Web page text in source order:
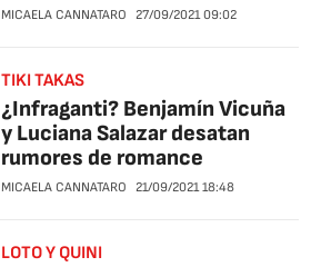
MICAELA CANNATARO 27/09/2021 09:02
TIKI TAKAS
¿Infraganti? Benjamín Vicuña
y Luciana Salazar desatan
rumores de romance
MICAELA CANNATARO 21/09/2021 18:48
LOTO Y QUINI